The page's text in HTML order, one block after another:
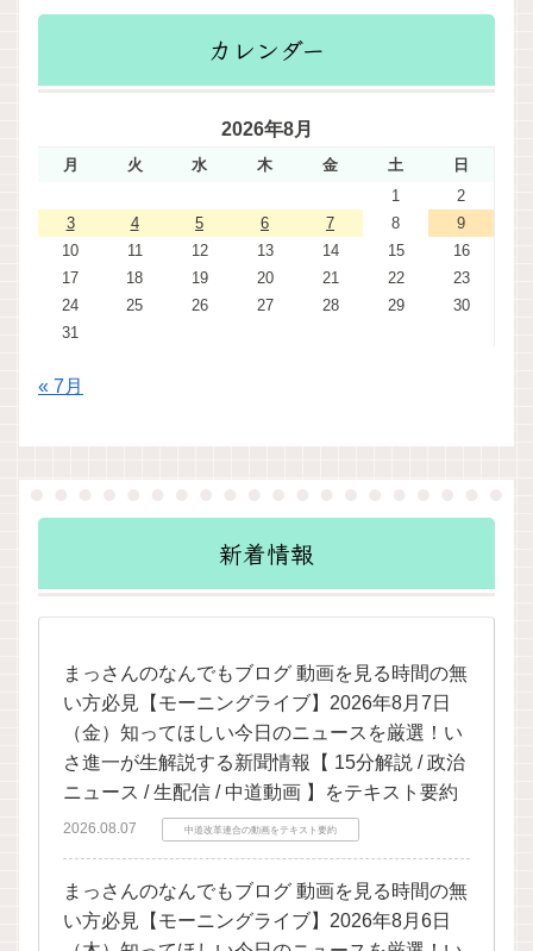
カレンダー
2026年8月
月 火 水 木 金 土
日
1
2
3
4 5 6 7 8
9
10
11 12 13 14 15
16
17
18 19 20 21 22
23
24
25 26 27 28 29
30
31
« 7月
新着情報
まっさんのなんでもブログ 動画を見る時間の無
い方必見【モーニングライブ】2026年8月7日
（金）知ってほしい今日のニュースを厳選！い
さ進一が生解説する新聞情報【 15分解説 / 政治
ニュース / 生配信 / 中道動画 】をテキスト要約
2026.08.07 中道改革連合の動画をテキスト要約
まっさんのなんでもブログ 動画を見る時間の無
い方必見【モーニングライブ】2026年8月6日